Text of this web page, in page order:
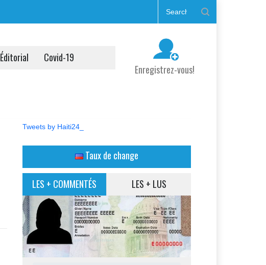
Éditorial
Covid-19
Enregistrez-vous!
Tweets by Haiti24_
Taux de change
LES + COMMENTÉS LES + LUS